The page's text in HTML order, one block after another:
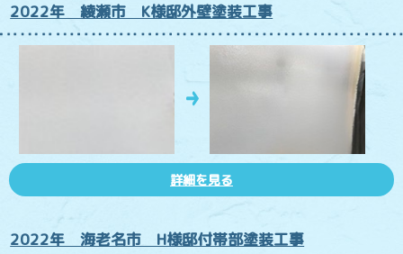
2022年 綾瀬市 K様邸外壁塗装工事
詳細を見る
2022年 海老名市 H様邸付帯部塗装工事